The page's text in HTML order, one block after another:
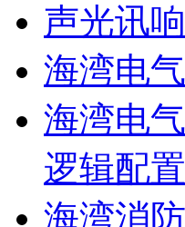
声光讯
海湾电
海湾电
逻辑配
海湾消